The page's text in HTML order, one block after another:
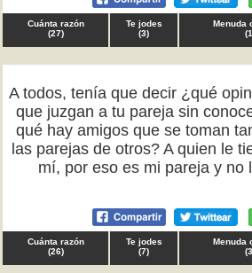
Cuánta razón
(27)
Te jodes
(3)
Menuda
(1
A todos, tenía que decir ¿qué
que juzgan a tu pareja sin
qué hay amigos que se toman
las parejas de otros? A quien le
mí, por eso es mi pareja y no
Cuánta razón
(26)
Te jodes
(7)
Menuda
(3